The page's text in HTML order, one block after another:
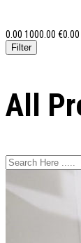
0.00 1000.00 €0.00
All